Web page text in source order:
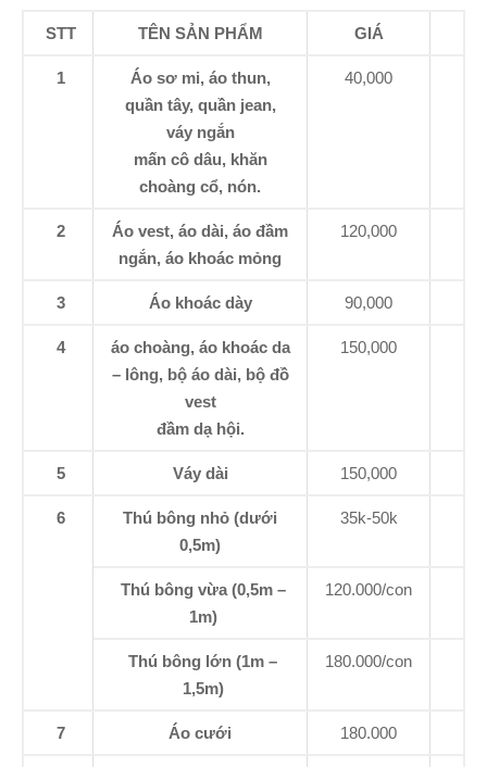
STT TÊN SẢN PHẨM GIÁ
1
Áo sơ mi, áo thun,
quần tây, quần jean,
váy ngắn
mấn cô dâu, khăn
choàng cổ, nón.
40,000
2
Áo vest, áo dài, áo đầm
ngắn, áo khoác mỏng
120,000
3 Áo khoác dày 90,000
4
áo choàng, áo khoác da
– lông, bộ áo dài, bộ đồ
vest
đầm dạ hội.
150,000
5 Váy dài 150,000
6
Thú bông nhỏ (dưới
0,5m)
35k-50k
Thú bông vừa (0,5m –
1m)
120.000/con
Thú bông lớn (1m –
1,5m)
180.000/con
7 Áo cưới 180.000